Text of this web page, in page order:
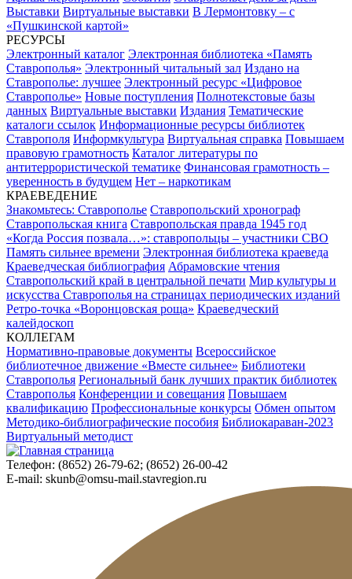
Выставки Виртуальные выставки В Лермонтовку – с
«Пушкинской картой»
РЕСУРСЫ
Электронный каталог Электронная библиотека «Память
Ставрополья» Электронный читальный зал Издано на
Ставрополье: лучшее Электронный ресурс «Цифровое
Ставрополье» Новые поступления Полнотекстовые базы
данных Виртуальные выставки Издания Тематические
каталоги ссылок Информационные ресурсы библиотек
Ставрополя Информкультура Виртуальная справка Повышаем
правовую грамотность Каталог литературы по
антитеррористической тематике Финансовая грамотность –
уверенность в будущем Нет – наркотикам
КРАЕВЕДЕНИЕ
Знакомьтесь: Ставрополье Ставропольский хронограф
Ставропольская книга Ставропольская правда 1945 год
«Когда Россия позвала…»: ставропольцы – участники СВО
Память сильнее времени Электронная библиотека краеведа
Краеведческая библиография Абрамовские чтения
Ставропольский край в центральной печати Мир культуры и
искусства Ставрополья на страницах периодических изданий
Ретро-точка «Воронцовская роща» Краеведческий
калейдоскоп
КОЛЛЕГАМ
Нормативно-правовые документы Всероссийское
библиотечное движение «Вместе сильнее» Библиотеки
Ставрополья Региональный банк лучших практик библиотек
Ставрополья Конференции и совещания Повышаем
квалификацию Профессиональные конкурсы Обмен опытом
Методико-библиографические пособия Библиокараван-2023
Виртуальный методист
Телефон: (8652) 26-79-62; (8652) 26-00-42
E-mail: skunb@omsu-mail.stavregion.ru